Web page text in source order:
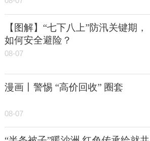
【图解】“七下八上”防汛关键期，
如何安全避险？
08-07
漫画丨警惕 “高价回收” 圈套
08-07